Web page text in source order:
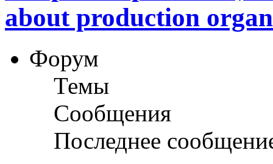
about production
Форум
Темы
Сообщения
Последнее